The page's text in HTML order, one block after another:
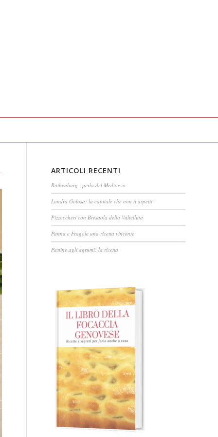
ARTICOLI RECENTI
Rothenburg | perla del Medioevo
Londra Golosa: la capitale che non ti aspetti
Pizzoccheri con Bresaola della Valtellina
Panna e Fragole una ricetta vincente
Pastine agli agrumi: la ricetta